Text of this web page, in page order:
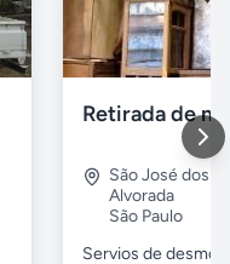
São José dos
Alvorada
São Paulo
Servios de